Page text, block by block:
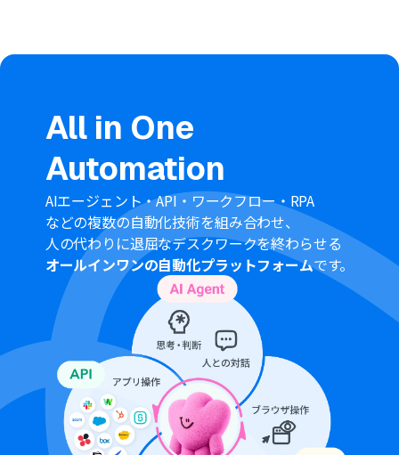
All in One
Automation
AIエージェント・API・ワークフロー・RPA
などの複数の自動化技術を組み合わせ、
人の代わりに退屈なデスクワークを終わらせる
オールインワンの自動化プラットフォームです。